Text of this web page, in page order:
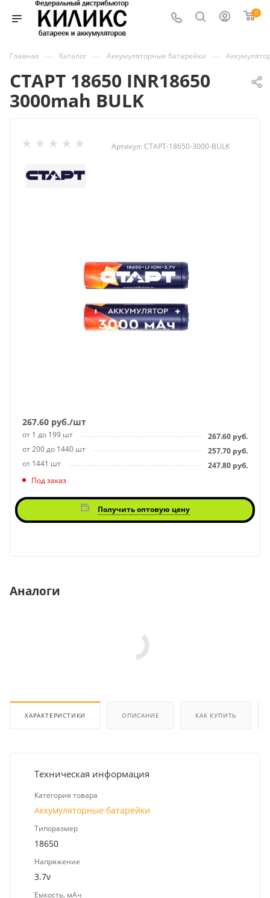
0
Главная — Каталог — Аккумуляторные батарейки —
СТАРТ 18650 INR18650
3000mah BULK
Артикул: СТАРТ-18650-3000-BULK
267.60 руб./шт
от 1 до 199 шт 267.60 руб.
от 200 до 1440 шт
257.70 руб.
от 1441 шт
247.80 руб.
Под заказ
Получить оптовую цену
Аналоги
ХАРАКТЕРИСТИКИ ОПИСАНИЕ КАК КУПИТЬ
Техническая информация
Категория товара
Аккумуляторные батарейки
Типоразмер
18650
Напряжение
3.7v
Емкость, мАч